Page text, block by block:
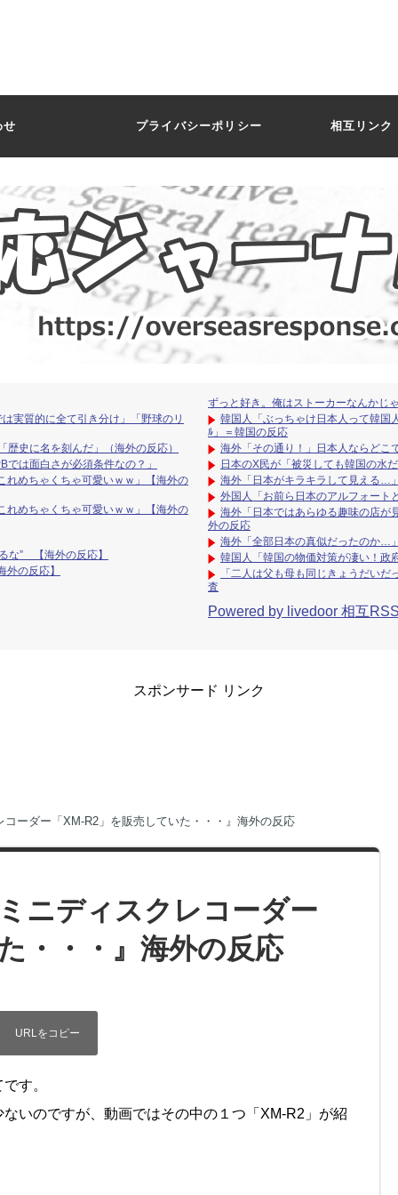
せ プライバシーポリシー 相互リンク
実質的に全て引き分け」「野球のリ
史に名を刻んだ」（海外の反応）
は面白さが必須条件なの？」
めちゃくちゃ可愛いｗｗ」【海外の
めちゃくちゃ可愛いｗｗ」【海外の
な” 【海外の反応】
の反応】
ずっと好き。俺はストーカーなんかじゃ
韓国人「ぶっちゃけ日本人って韓
ﾙ」＝韓国の反応
海外「その通り！」日本人ならどこ
日本のX民が「被災しても韓国の水
海外「日本がキラキラして見える…
外国人「お前ら日本のアルフォート
海外「日本ではあらゆる趣味の店が
外の反応
海外「全部日本の真似だったのか…
韓国人「韓国の物価対策が凄い！政
「二人は父も母も同じきょうだい
査
Powered by livedoor 相互RSS
スポンサード リンク
ーダー「XM-R2」を販売していた・・・』海外の反応
ニディスクレコーダー
・・・』海外の反応
す。
いのですが、動画ではその中の１つ「XM-R2」が紹